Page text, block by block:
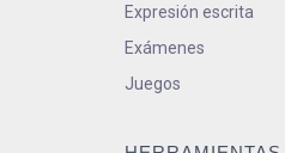
Expresión escrita
Exámenes
Juegos